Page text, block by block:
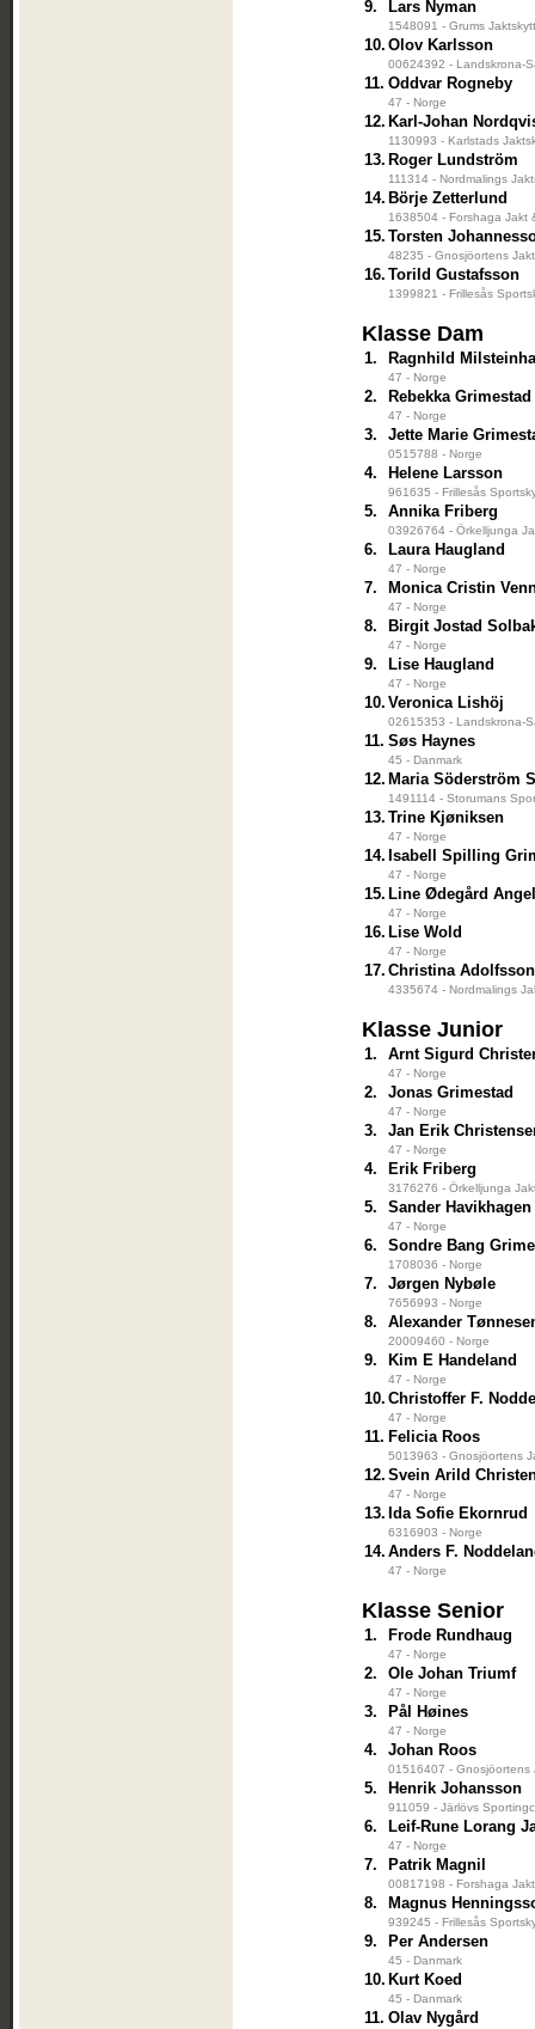
9. Lars Nyman
1548091 - Grums
10. Olov Karlsson
00624392 - Landskrona-
11. Oddvar Rogneby
47 - Norge
12. Karl-Johan
1130993 - Karlstads
13. Roger Lundström
111314 - Nordmalings
14. Börje Zetterlund
1638504 - Forshaga Jakt
15. Torsten
48235 - Gnosjöortens
16. Torild Gustafsson
1399821 - Frillesås
Klasse Dam
1. Ragnhild
47 - Norge
2. Rebekka Grimestad
47 - Norge
3. Jette Marie
0515788 - Norge
4. Helene Larsson
961635 - Frillesås
5. Annika Friberg
03926764 - Örkelljunga
6. Laura Haugland
47 - Norge
7. Monica Cristin
47 - Norge
8. Birgit Jostad
47 - Norge
9. Lise Haugland
47 - Norge
10. Veronica Lishöj
02615353 - Landskrona-
11. Søs Haynes
45 - Danmark
12. Maria Söderström
1491114 - Storumans
13. Trine Kjøniksen
47 - Norge
14. Isabell Spilling
47 - Norge
15. Line Ødegård
47 - Norge
16. Lise Wold
47 - Norge
17. Christina Adolfsson
4335674 - Nordmalings
Klasse Junior
1. Arnt Sigurd
47 - Norge
2. Jonas Grimestad
47 - Norge
3. Jan Erik
47 - Norge
4. Erik Friberg
3176276 - Örkelljunga
5. Sander Havikhagen
47 - Norge
6. Sondre Bang
1708036 - Norge
7. Jørgen Nybøle
7656993 - Norge
8. Alexander
20009460 - Norge
9. Kim E Handeland
47 - Norge
10. Christoffer F.
47 - Norge
11. Felicia Roos
5013963 - Gnosjöortens
12. Svein Arild
47 - Norge
13. Ida Sofie Ekornrud
6316903 - Norge
14. Anders F.
47 - Norge
Klasse Senior
1. Frode Rundhaug
47 - Norge
2. Ole Johan Triumf
47 - Norge
3. Pål Høines
47 - Norge
4. Johan Roos
01516407 - Gnosjöortens
5. Henrik Johansson
911059 - Järlövs
6. Leif-Rune Lorang
47 - Norge
7. Patrik Magnil
00817198 - Forshaga
8. Magnus
939245 - Frillesås
9. Per Andersen
45 - Danmark
10. Kurt Koed
45 - Danmark
11. Olav Nygård